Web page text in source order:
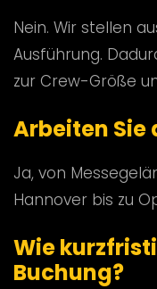
Nein. Wir stellen
Ausführung.
zur Crew-Größe
Arbeiten
Ja, von
Hannover bis zu
Wie
Buchung?